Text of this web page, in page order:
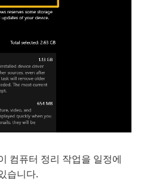
컴퓨터 정리 작업을 일정에
습니다.